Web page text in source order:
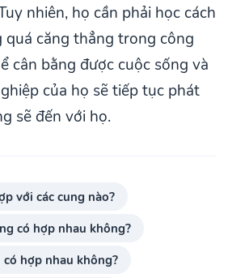
nhiên, họ cần phải học cách
căng thẳng trong công
cân bằng được cuộc sống và
của họ sẽ tiếp tục phát
sẽ đến với họ.
với các cung nào?
có hợp nhau không?
hợp nhau không?